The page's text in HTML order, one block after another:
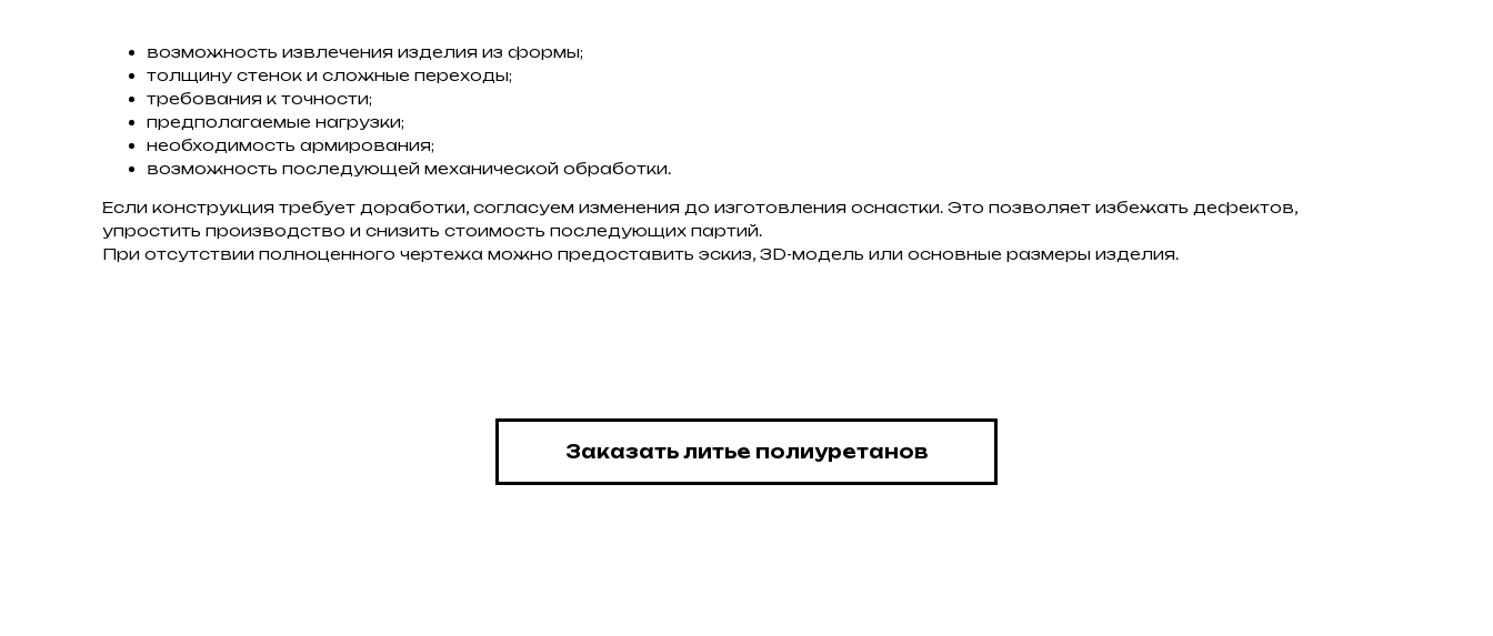
возможность извлечения изделия из формы;
толщину стенок и сложные переходы;
требования к точности;
предполагаемые нагрузки;
необходимость армирования;
возможность последующей механической обработки.
Если конструкция требует доработки, согласуем изменения до изготовления оснастки. Это позволяет избежать дефектов,
упростить производство и снизить стоимость последующих партий.
При отсутствии полноценного чертежа можно предоставить эскиз, 3D-модель или основные размеры изделия.
Заказать литье полиуретанов